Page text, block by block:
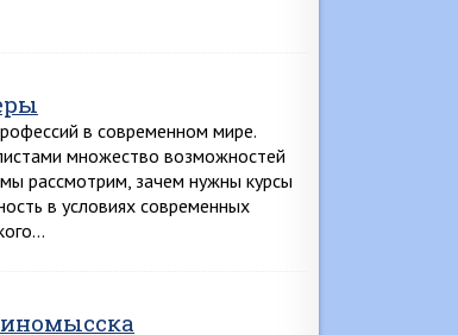
в современном мире.
множество возможностей
рассмотрим, зачем нужны курсы
в условиях современных